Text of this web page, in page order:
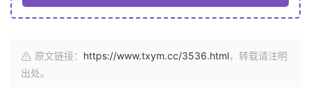
原文链接： https://www.txym.cc/3536.html，转载请注明
出处。